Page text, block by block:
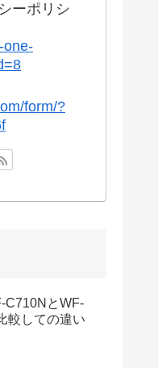
ーポリシ
one-
form/?
C710NとWF-
較しての違い